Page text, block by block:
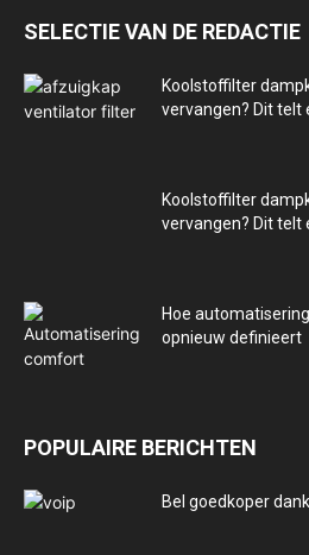
SELECTIE VAN DE REDACTIE
Koolstoffilter
vervangen? Dit telt
Koolstoffilter
vervangen? Dit telt
Hoe
opnieuw definieert
POPULAIRE BERICHTEN
Bel goedkoper